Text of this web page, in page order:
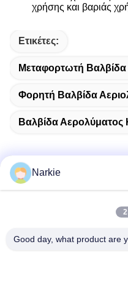
χρήσης και βαριάς
Ετικέτες:
Μεταφορτωτή Βαλβίδα
Φορητή Βαλβίδα
Βαλβίδα
Οδός Yingbin αριθ. 100,
Narkie
Good day, what product are